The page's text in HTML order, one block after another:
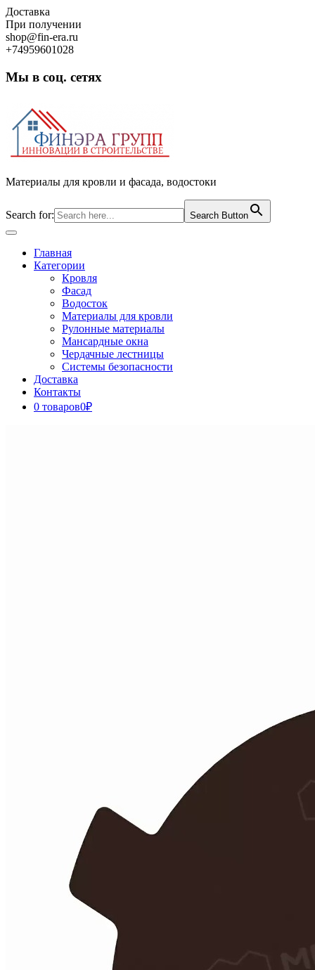
Skip
to
content
Доставка
При получении
shop@fin-era.ru
+74959601028
Мы в соц. сетях
Материалы для кровли и фасада, водостоки
Search for: Search Button
Open
ButtonГлавная
Категории
Кровля
Фасад
Водосток
Материалы для кровли
Рулонные материалы
Мансардные окна
Чердачные лестницы
Системы безопасности
Доставка
Контакты
0 товаров0₽